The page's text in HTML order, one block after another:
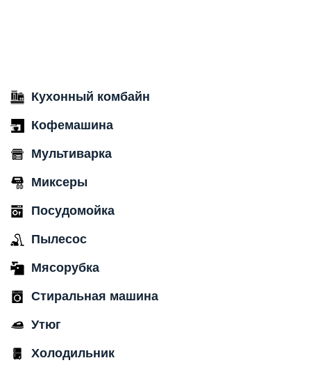
Кухонный комбайн
Кофемашина
Мультиварка
Миксеры
Посудомойка
Пылесос
Мясорубка
Стиральная машина
Утюг
Холодильник